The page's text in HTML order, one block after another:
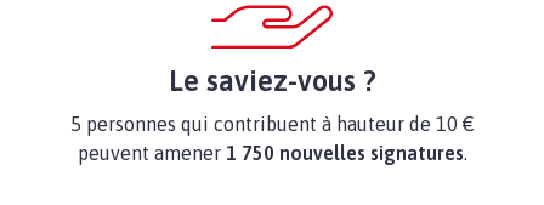
Le saviez-vous ?
5 personnes qui contribuent à hauteur de 10 €
peuvent amener 1 750 nouvelles signatures.